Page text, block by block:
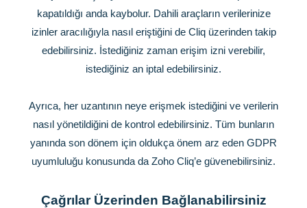
kapatıldığı anda kaybolur. Dahili araçların verilerinize
izinler aracılığıyla nasıl eriştiğini de Cliq üzerinden takip
edebilirsiniz. İstediğiniz zaman erişim izni verebilir,
istediğiniz an iptal edebilirsiniz.
Ayrıca, her uzantının neye erişmek istediğini ve verilerin
nasıl yönetildiğini de kontrol edebilirsiniz. Tüm bunların
yanında son dönem için oldukça önem arz eden GDPR
uyumluluğu konusunda da Zoho Cliq’e güvenebilirsiniz.
Çağrılar Üzerinden Bağlanabilirsiniz